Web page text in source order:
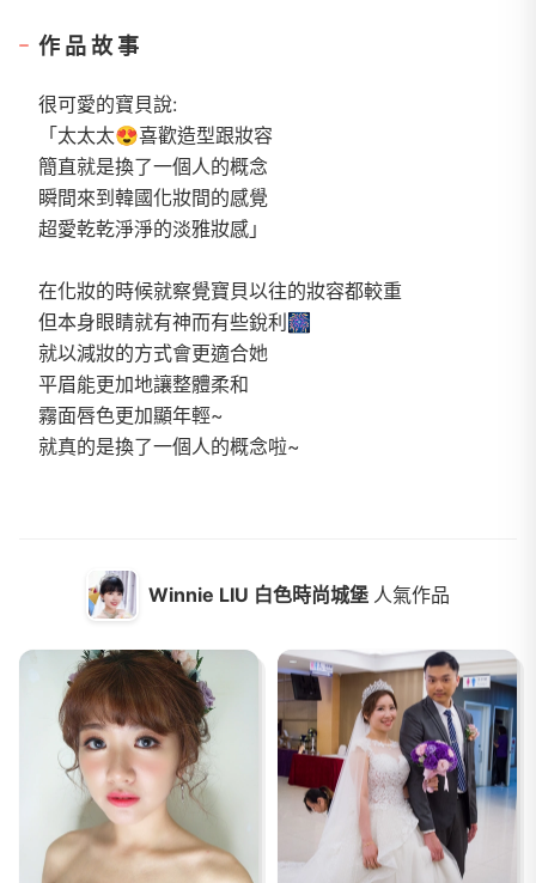
作品故事
很可愛的寶貝說:
「太太太😍喜歡造型跟妝容
簡直就是換了一個人的概念
瞬間來到韓國化妝間的感覺
超愛乾乾淨淨的淡雅妝感」
在化妝的時候就察覺寶貝以往的妝容都較重
但本身眼睛就有神而有些銳利🎆
就以減妝的方式會更適合她
平眉能更加地讓整體柔和
霧面唇色更加顯年輕~
就真的是換了一個人的概念啦~
Winnie LIU 白色時尚城堡 人氣作品